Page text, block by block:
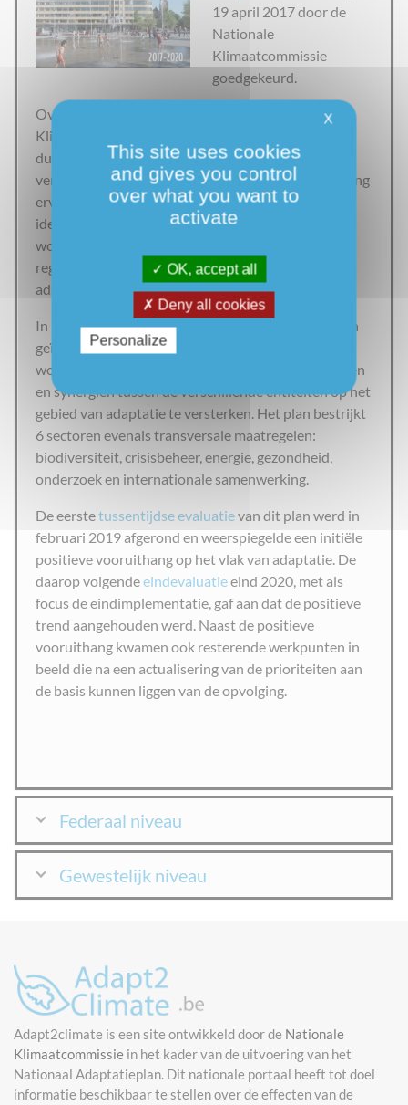
19 april 2017 door de
Nationale
Klimaatcommissie
goedgekeurd.
Overeenkomstig de beslissing van de Nationale
Klimaatcommissie van 27 juni 2013 zou dit plan:
duidelijke en beknopte informatie moeten
verstrekken over het adaptatiebeleid en de uitvoering
ervan in België; nationale maatregelen moeten
identificeren waarmee de samenwerking versterkt
wordt en synergieën tussen de verschillende
regeringen (federaal, gewesten) op het vlak van
adaptatie ontwikkeld worden.
In het plan worden specifieke adaptatiemaatregelen
geïdentificeerd die op nationaal niveau moeten
worden genomen om de samenwerking te versterken
en synergiën tussen de verschillende entiteiten op het
gebied van adaptatie te versterken. Het plan bestrijkt
6 sectoren evenals transversale maatregelen:
biodiversiteit, crisisbeheer, energie, gezondheid,
onderzoek en internationale samenwerking.
De eerstetussentijdse evaluatievan dit plan werd in
februari 2019 afgerond en weerspiegelde een initiële
positieve vooruithang op het vlak van adaptatie. De
daarop volgendeeindevaluatieeind 2020, met als
focus de eindimplementatie, gaf aan dat de positieve
trend aangehouden werd. Naast de positieve
vooruithang kwamen ook resterende werkpunten in
beeld die na een actualisering van de prioriteiten aan
de basis kunnen liggen van de opvolging.
Federaal niveau
Gewestelijk niveau
Adapt2climate is een site ontwikkeld door de Nationale
Klimaatcommissie in het kader van de uitvoering van het
Nationaal Adaptatieplan. Dit nationale portaal heeft tot doel
informatie beschikbaar te stellen over de effecten van de
X
This site uses cookies
and gives you control
over what you want to
activate
OK, accept all
Deny all cookies
Personalize